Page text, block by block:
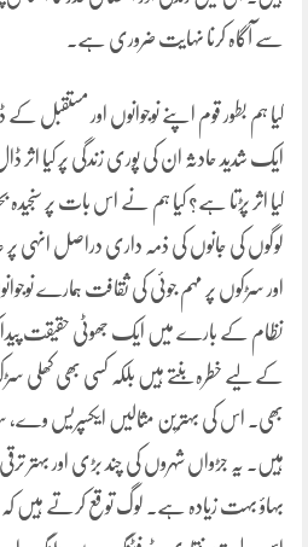
سے آگاہ کرنا نہایت ضروری ہے۔
کیا ہم بطور قوم اپنے نوجوانوں اور مستقبل کے
ایک شدید حادثہ ان کی پوری زندگی پر کیا
کیا اثر پڑتا ہے؟ کیا ہم نے اس بات پر
لوگوں کی جانوں کی ذمہ داری دراصل انہی
اور سڑکوں پر مہم جوئی کی ثقافت ہمارے
نظام کے بارے میں ایک جھوٹی حقیقت
کے لیے خطرہ بنتے ہیں بلکہ کسی بھی کھلی
بھی۔ اس کی بہترین مثالیں ایکسپریس وے،
ہیں۔ یہ جڑواں شہروں کی چند بڑی اور بہتر
بہاؤ بہت زیادہ ہے۔ لوگ توقع کرتے ہیں کہ